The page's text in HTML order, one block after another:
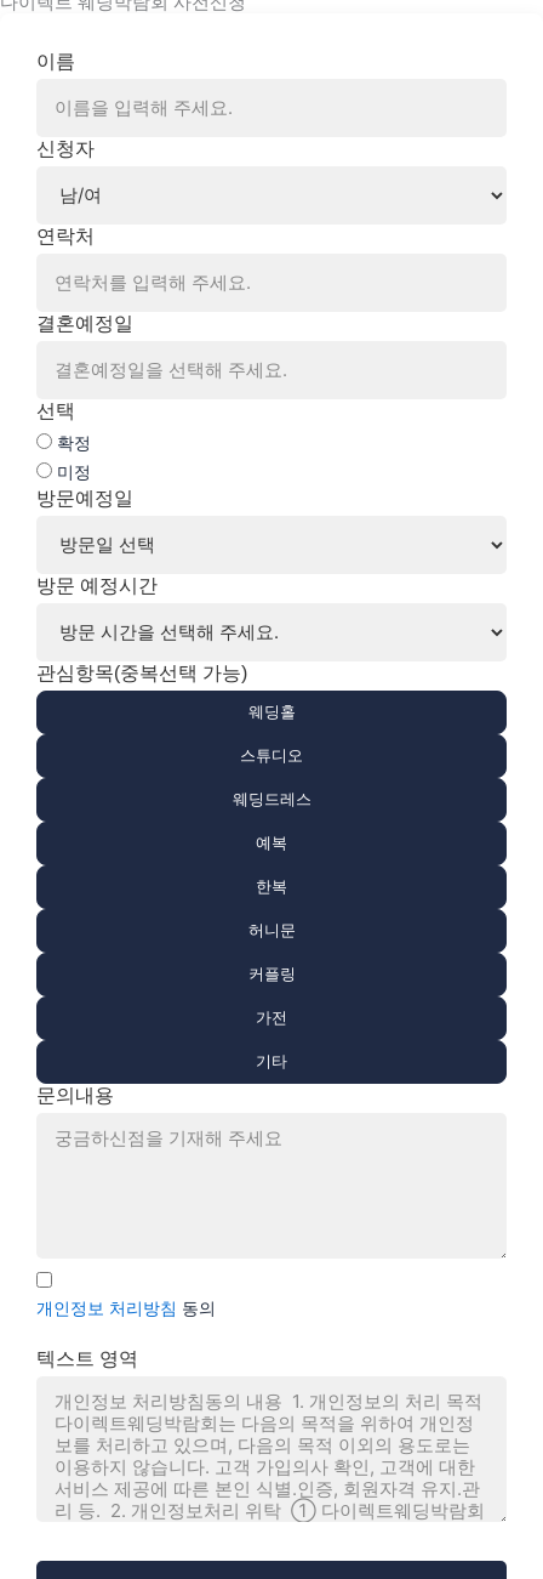
이름
신청자
연락처
결혼예정일
선택
확정
미정
방문예정일
방문 예정시간
관심항목(중복선택 가능)
웨딩홀
스튜디오
웨딩드레스
예복
한복
허니문
커플링
가전
기타
문의내용
개인정보 처리방침 동의
텍스트 영역